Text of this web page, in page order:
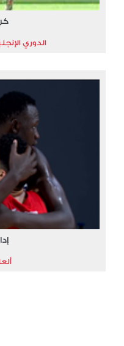
الدوري الإنجليزي